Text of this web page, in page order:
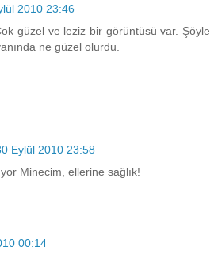
2010 23:46
güzel ve leziz bir görüntüsü var. Şöyle
ne güzel olurdu.
Eylül 2010 23:58
Minecim, ellerine sağlık!
00:14